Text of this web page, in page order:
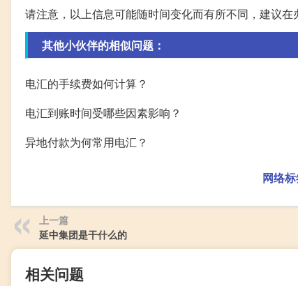
请注意，以上信息可能随时间变化而有所不同，建议
其他小伙伴的相似问题：
电汇的手续费如何计算？
电汇到账时间受哪些因素影响？
异地付款为何常用电汇？
网络标
上一篇
延中集团是干什么的
相关问题